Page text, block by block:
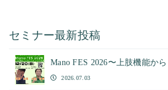
セミナー最新投稿
Mano FES 2026〜上肢機能か
2026.07.03